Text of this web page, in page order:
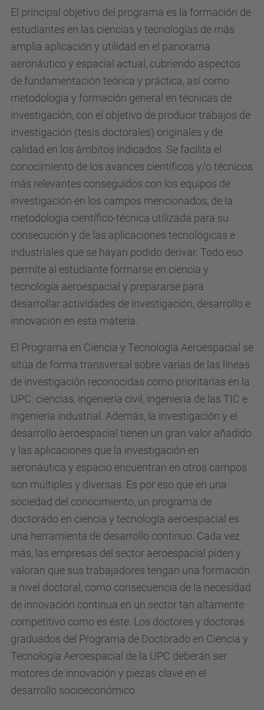
El principal objetivo del programa es la formación de
estudiantes en las ciencias y tecnologías de más
amplia aplicación y utilidad en el panorama
aeronáutico y espacial actual, cubriendo aspectos
de fundamentación teórica y práctica, así como
metodología y formación general en técnicas de
investigación, con el objetivo de producir trabajos de
investigación (tesis doctorales) originales y de
calidad en los ámbitos indicados. Se facilita el
conocimiento de los avances científicos y/o técnicos
más relevantes conseguidos con los equipos de
investigación en los campos mencionados, de la
metodología científico-técnica utilizada para su
consecución y de las aplicaciones tecnológicas e
industriales que se hayan podido derivar. Todo eso
permite al estudiante formarse en ciencia y
tecnología aeroespacial y prepararse para
desarrollar actividades de investigación, desarrollo e
innovación en esta materia.
El Programa en Ciencia y Tecnología Aeroespacial se
sitúa de forma transversal sobre varias de las líneas
de investigación reconocidas como prioritarias en la
UPC: ciencias, ingeniería civil, ingeniería de las TIC e
ingeniería industrial. Además, la investigación y el
desarrollo aeroespacial tienen un gran valor añadido
y las aplicaciones que la investigación en
aeronáutica y espacio encuentran en otros campos
son múltiples y diversas. Es por eso que en una
sociedad del conocimiento, un programa de
doctorado en ciencia y tecnología aeroespacial es
una herramienta de desarrollo continuo. Cada vez
más, las empresas del sector aeroespacial piden y
valoran que sus trabajadores tengan una formación
a nivel doctoral, como consecuencia de la necesidad
de innovación continua en un sector tan altamente
competitivo como es éste. Los doctores y doctoras
graduados del Programa de Doctorado en Ciencia y
Tecnología Aeroespacial de la UPC deberán ser
motores de innovación y piezas clave en el
desarrollo socioeconómico.